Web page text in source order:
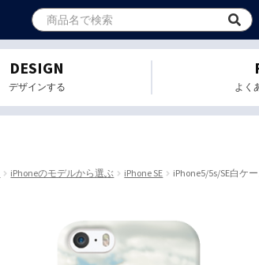
DESIGN
デザインする よく
iPhoneのモデルから選ぶ iPhone SE iPhone5/5s/SE白ケ